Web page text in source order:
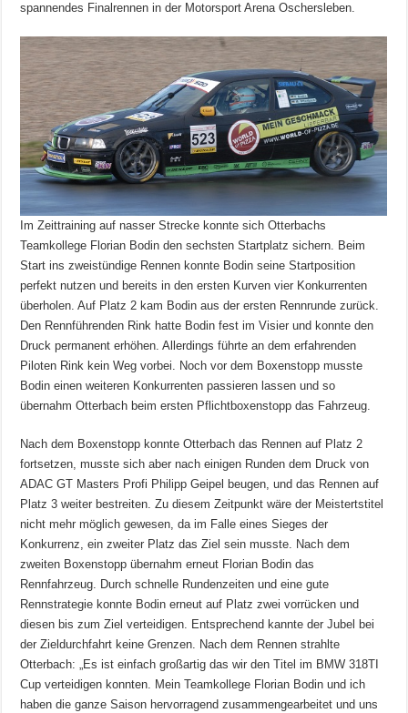
spannendes Finalrennen in der Motorsport Arena Oschersleben.
Im Zeittraining auf nasser Strecke konnte sich Otterbachs
Teamkollege Florian Bodin den sechsten Startplatz sichern. Beim
Start ins zweistündige Rennen konnte Bodin seine Startposition
perfekt nutzen und bereits in den ersten Kurven vier Konkurrenten
überholen. Auf Platz 2 kam Bodin aus der ersten Rennrunde zurück.
Den Rennführenden Rink hatte Bodin fest im Visier und konnte den
Druck permanent erhöhen. Allerdings führte an dem erfahrenden
Piloten Rink kein Weg vorbei. Noch vor dem Boxenstopp musste
Bodin einen weiteren Konkurrenten passieren lassen und so
übernahm Otterbach beim ersten Pflichtboxenstopp das Fahrzeug.
Nach dem Boxenstopp konnte Otterbach das Rennen auf Platz 2
fortsetzen, musste sich aber nach einigen Runden dem Druck von
ADAC GT Masters Profi Philipp Geipel beugen, und das Rennen auf
Platz 3 weiter bestreiten. Zu diesem Zeitpunkt wäre der Meistertstitel
nicht mehr möglich gewesen, da im Falle eines Sieges der
Konkurrenz, ein zweiter Platz das Ziel sein musste. Nach dem
zweiten Boxenstopp übernahm erneut Florian Bodin das
Rennfahrzeug. Durch schnelle Rundenzeiten und eine gute
Rennstrategie konnte Bodin erneut auf Platz zwei vorrücken und
diesen bis zum Ziel verteidigen. Entsprechend kannte der Jubel bei
der Zieldurchfahrt keine Grenzen. Nach dem Rennen strahlte
Otterbach: „Es ist einfach großartig das wir den Titel im BMW 318TI
Cup verteidigen konnten. Mein Teamkollege Florian Bodin und ich
haben die ganze Saison hervorragend zusammengearbeitet und uns